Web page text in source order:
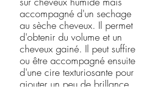
accompagné d'un sechage
au sèche cheveux. Il permet
d'obtenir du volume et un
cheveux gainé. Il peut suffire
ou être accompagné ensuite
d'une cire texturiosante pour
ajouter un peu de brillance.